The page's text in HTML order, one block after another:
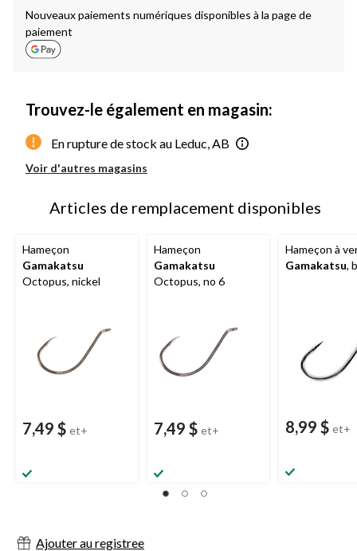
Nouveaux paiements numériques disponibles à la page de
paiement
Trouvez-le également en magasin:
En rupture de stock au Leduc, AB
Voir d'autres magasins
Articles de remplacement disponibles
Hameçon
Gamakatsu
Octopus, nickel
7,49 $ et+
Hameçon
Gamakatsu
Octopus, no 6
7,49 $ et+
Hameçon à
Gamakatsu,
8,99 $ et+
Ajouter au registree